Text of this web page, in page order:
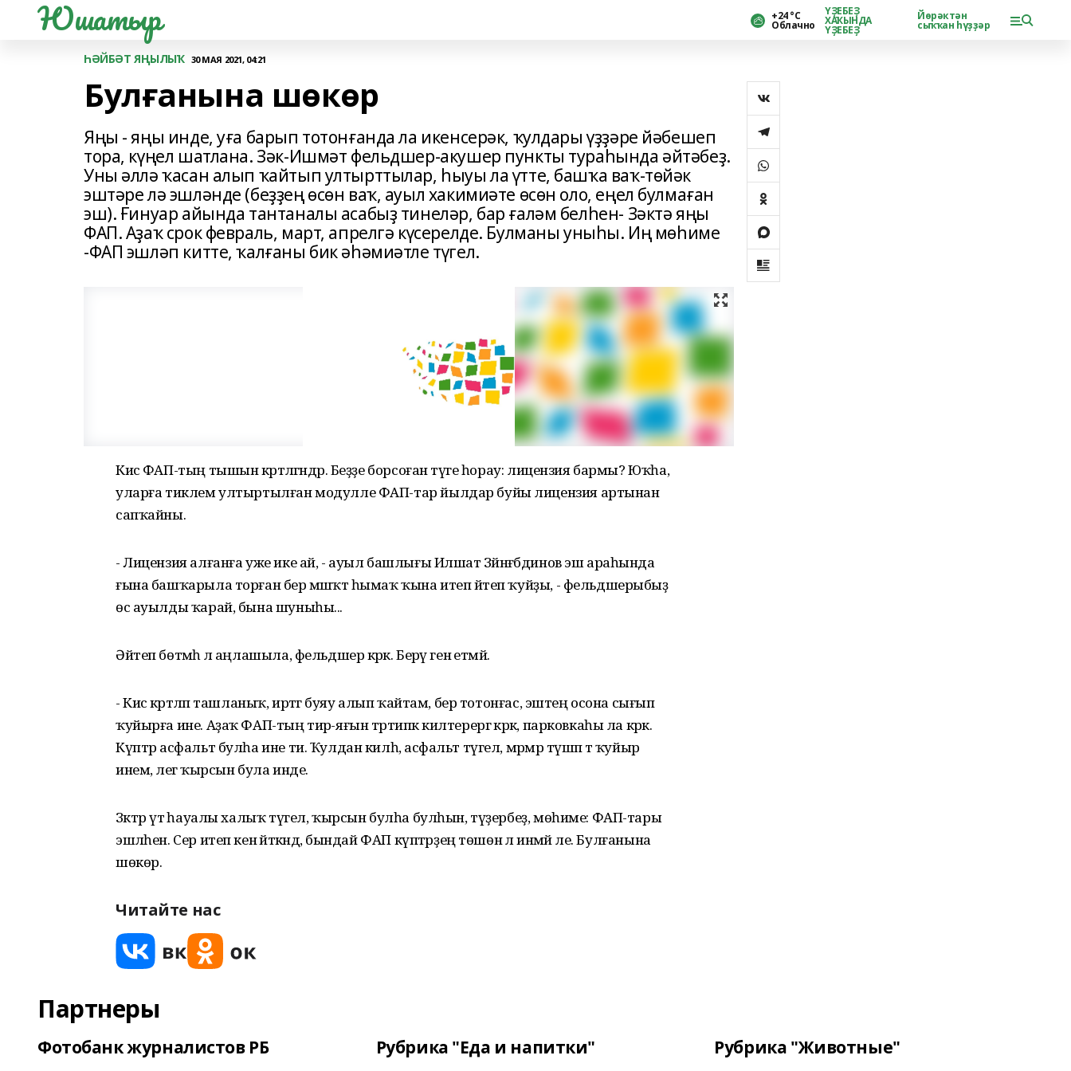
Юшатыр +24 °С
Облачно
ҮҘЕБЕҘ
ХАҠЫНДА
ҮҘЕБЕҘ
Йөрәктән
сыҡҡан һүҙҙәр
ҺӘЙБӘТ ЯҢЫЛЫҠ 30 МАЯ 2021, 04:21
Булғанына шөкөр
Яңы - яңы инде, уға барып тотонғанда ла икенсерәк, ҡулдары үҙҙәре йәбешеп
тора, күңел шатлана. Зәк-Ишмәт фельдшер-акушер пункты тураһында әйтәбеҙ.
Уны әллә ҡасан алып ҡайтып ултырттылар, һыуы ла үтте, башҡа ваҡ-төйәк
эштәре лә эшләнде (беҙҙең өсөн ваҡ, ауыл хакимиәте өсөн оло, еңел булмаған
эш). Ғинуар айында тантаналы асабыҙ тинеләр, бар ғаләм белһен- Зәктә яңы
ФАП. Аҙаҡ срок февраль, март, апрелгә күсерелде. Булманы уныһы. Иң мөһиме
-ФАП эшләп китте, ҡалғаны бик әһәмиәтле түгел.
Кисә ФАП-тың тышын кәртәләгәндәр. Беҙҙе борсоған тәүге һорау: лицензия бармы? Юҡһа,
уларға тиклем ултыртылған модулле ФАП-тар йылдар буйы лицензия артынан
сапҡайны.
- Лицензия алғанға уже ике ай, - ауыл башлығы Илшат Зәйнәғәбдинов эш араһында
ғына башҡарыла торған бер мәшәҡәт һымаҡ ҡына итеп әйтеп ҡуйҙы, - фельдшерыбыҙ
өс ауылды ҡарай, бына шуныһы...
Әйтеп бөтмәһә лә аңлашыла, фельдшер кәрәк. Берәү генә етмәй.
- Кисә кәртәләп ташланыҡ, иртәгә буяу алып ҡайтам, бер тотонғас, эштең осона сығып
ҡуйырға ине. Аҙаҡ ФАП-тың тирә-яғын тәртипкә килтерергә кәрәк, парковкаһы ла кәрәк.
Күптәр асфальт булһа ине ти. Ҡулдан килһә, асфальт түгел, мәрмәр түшәп тә ҡуйыр
инем, әлегә ҡырсын була инде.
Зәктәр үтә һауалы халыҡ түгел, ҡырсын булһа булһын, түҙербеҙ, мөһиме: ФАП-тары
эшләһен. Сер итеп кенә әйткәндә, бындай ФАП күптәрҙең төшөнә лә инмәй әле. Булғанына
шөкөр.
Читайте нас
Партнеры
Фотобанк журналистов РБ Рубрика "Еда и напитки" Рубрика "Животные"